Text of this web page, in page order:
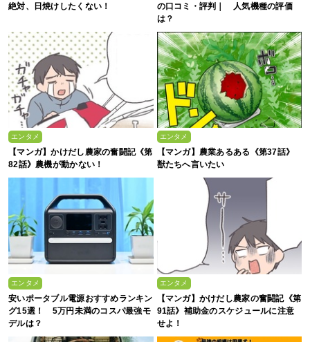
絶対、日焼けしたくない！
の口コミ・評判｜ 人気機種の評価
は？
エンタメ
【マンガ】かけだし農家の奮闘記《第
82話》農機が動かない！
エンタメ
【マンガ】農業あるある《第37話》
獣たちへ言いたい
エンタメ
安いポータブル電源おすすめランキン
グ15選！ 5万円未満のコスパ最強モ
デルは？
エンタメ
【マンガ】かけだし農家の奮闘記《第
91話》補助金のスケジュールに注意
せよ！